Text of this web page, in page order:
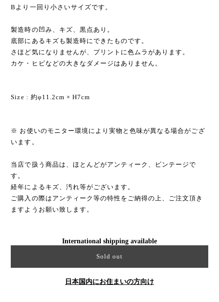
Bより一回り小さいサイズです。
製造時の凹み、キズ、黒点あり。
底部にあるキズも製造時にできたものです。
さほど気になりませんが、プリントに色ムラがあります。
カケ・ヒビなどの大きなダメージはありません。
Size : 約φ11.2cm × H7cm
※ お使いのモニター環境により実物と色味が異なる場合がござ
います。
当店で扱う商品は、ほとんどがアンティーク、ビンテージで
す。
経年によるキズ、汚れ等がございます。
ご購入の際はアンティーク等の特性をご納得の上、ご注文頂き
ますようお願い致します。
International shipping available
Sold out
日本国内にお住まいの方向け